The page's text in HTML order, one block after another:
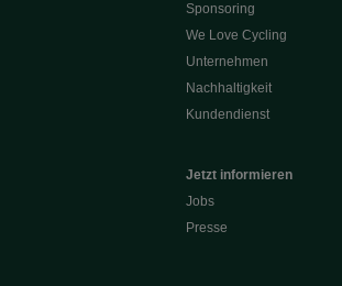
Sponsoring
We Love Cycling
Unternehmen
Nachhaltigkeit
Kundendienst
Jetzt informieren
Jobs
Presse